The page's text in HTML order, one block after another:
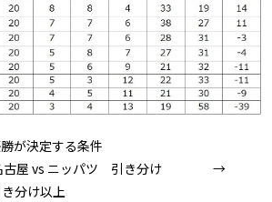
が決定する条件
名古屋 vs ニッパツ 引き分け →
分け以上